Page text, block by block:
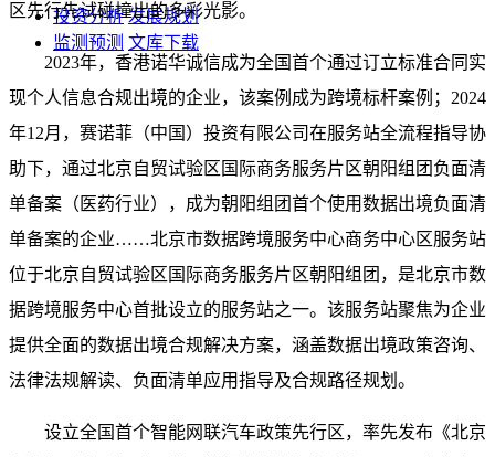
投资分析 发展规划
监测预测 文库下载
区先行先试碰撞出的多彩光影。
2023年，香港诺华诚信成为全国首个通过订立标准合同实
现个人信息合规出境的企业，该案例成为跨境标杆案例；2024
年12月，赛诺菲（中国）投资有限公司在服务站全流程指导协
助下，通过北京自贸试验区国际商务服务片区朝阳组团负面清
单备案（医药行业），成为朝阳组团首个使用数据出境负面清
单备案的企业……北京市数据跨境服务中心商务中心区服务站
位于北京自贸试验区国际商务服务片区朝阳组团，是北京市数
据跨境服务中心首批设立的服务站之一。该服务站聚焦为企业
提供全面的数据出境合规解决方案，涵盖数据出境政策咨询、
法律法规解读、负面清单应用指导及合规路径规划。
设立全国首个智能网联汽车政策先行区，率先发布《北京